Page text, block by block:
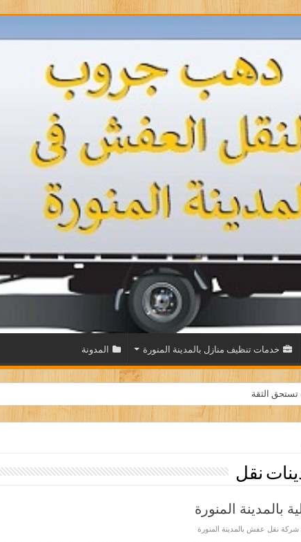
خدمات تنظيف منازل بالمدينة المنورة المدونة
تستحق الثقة
نقل
بالمدينة المنورة
شركة نقل عفش بالمدينة المنورة